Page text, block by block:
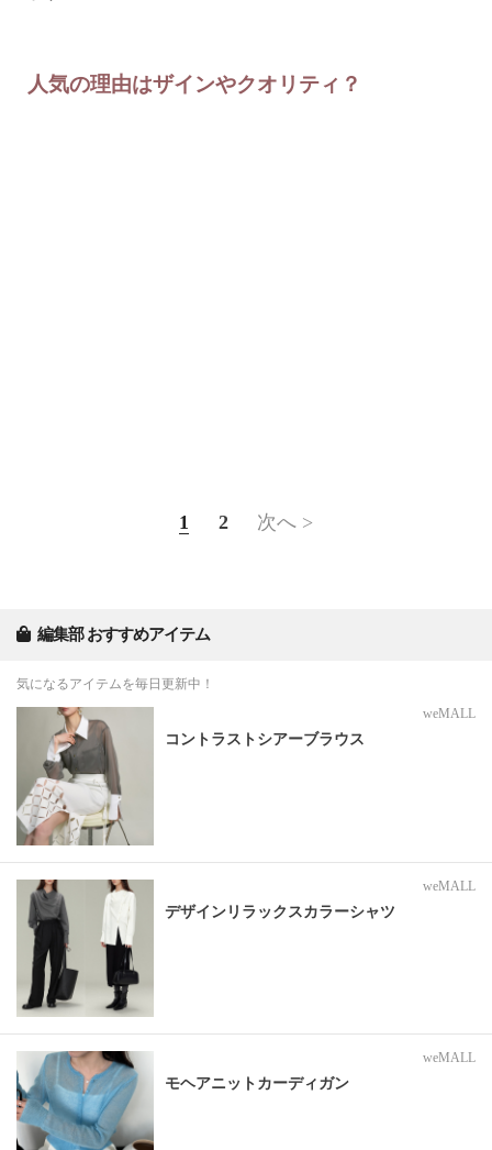
人気の理由はザインやクオリティ？
1 2 次へ >
編集部 おすすめアイテム
気になるアイテムを毎日更新中！
weMALL
コントラストシアーブラウス
weMALL
デザインリラックスカラーシャツ
weMALL
モヘアニットカーディガン